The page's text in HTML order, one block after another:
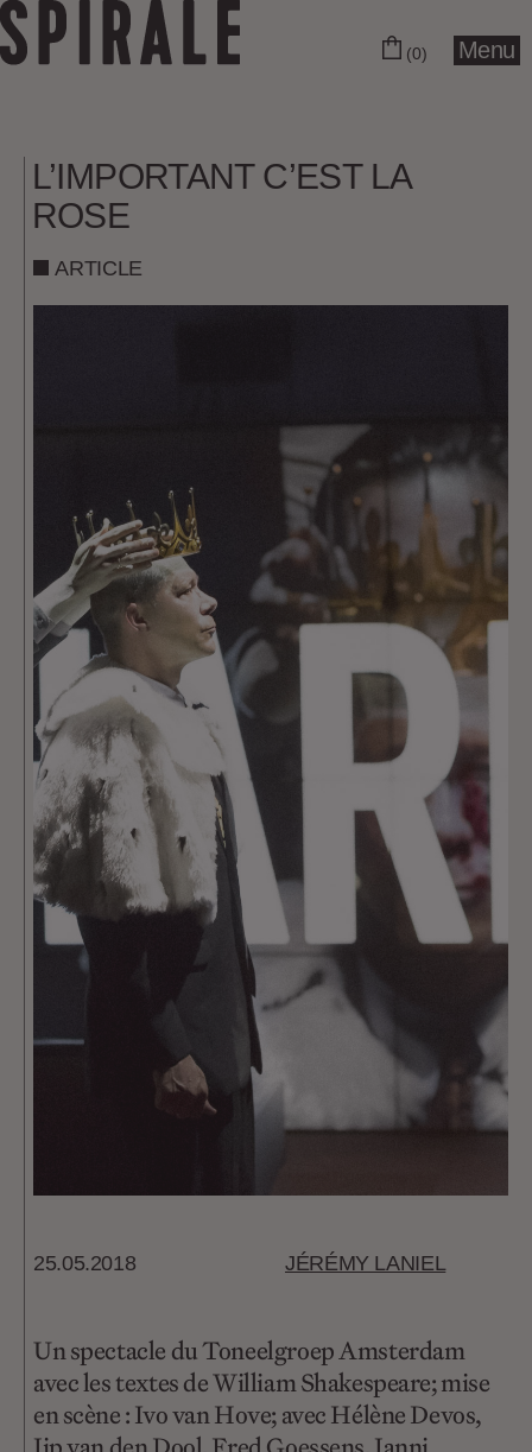
(0) Menu
L’IMPORTANT C’EST LA
ROSE
ARTICLE
25.05.2018 JÉRÉMY LANIEL
Un spectacle du Toneelgroep Amsterdam
avec les textes de William Shakespeare; mise
en scène : Ivo van Hove; avec Hélène Devos,